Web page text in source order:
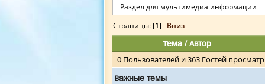
Раздел для мультимедиа информации
Страницы: [1] Вниз
Тема/Автор
0 Пользователей и 363 Гостей
Важные темы